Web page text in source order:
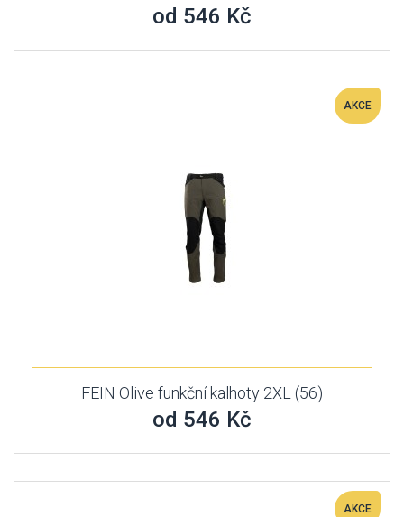
od 546 Kč
AKCE
FEIN Olive funkční kalhoty 2XL (56)
od 546 Kč
AKCE